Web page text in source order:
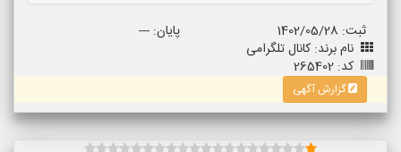
ثبت: 1402/05/28
پایان: ---
نام برند: کانال تلگرامی
کد: 265402
گزارش آگهی